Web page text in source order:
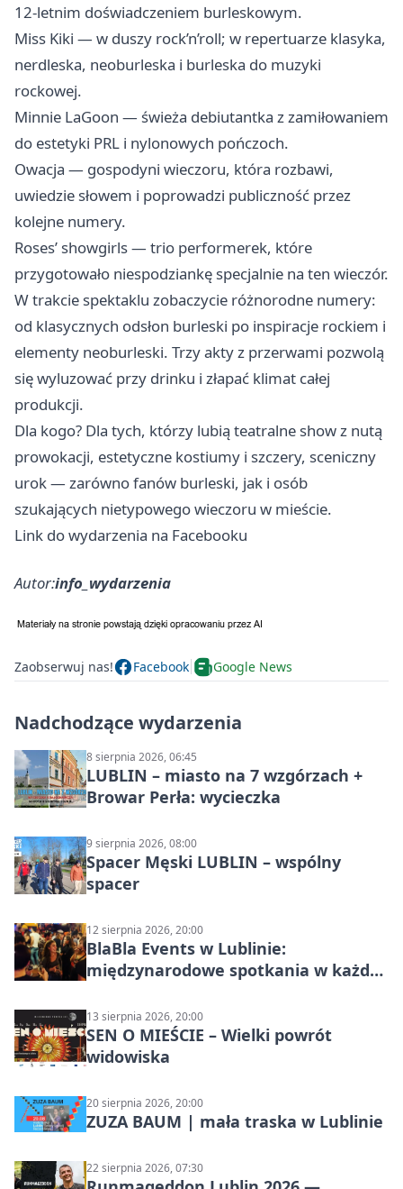
12-letnim doświadczeniem burleskowym.
Miss Kiki — w duszy rock’n’roll; w repertuarze klasyka,
nerdleska, neoburleska i burleska do muzyki
rockowej.
Minnie LaGoon — świeża debiutantka z zamiłowaniem
do estetyki PRL i nylonowych pończoch.
Owacja — gospodyni wieczoru, która rozbawi,
uwiedzie słowem i poprowadzi publiczność przez
kolejne numery.
Roses’ showgirls — trio performerek, które
przygotowało niespodziankę specjalnie na ten wieczór.
W trakcie spektaklu zobaczycie różnorodne numery:
od klasycznych odsłon burleski po inspiracje rockiem i
elementy neoburleski. Trzy akty z przerwami pozwolą
się wyluzować przy drinku i złapać klimat całej
produkcji.
Dla kogo? Dla tych, którzy lubią teatralne show z nutą
prowokacji, estetyczne kostiumy i szczery, sceniczny
urok — zarówno fanów burleski, jak i osób
szukających nietypowego wieczoru w mieście.
Link do wydarzenia na Facebooku
Autor:info_wydarzenia
Zaobserwuj nas! Facebook Google News
Nadchodzące wydarzenia
8 sierpnia 2026, 06:45
LUBLIN – miasto na 7 wzgórzach +
Browar Perła: wycieczka
9 sierpnia 2026, 08:00
Spacer Męski LUBLIN – wspólny
spacer
12 sierpnia 2026, 20:00
BlaBla Events w Lublinie:
międzynarodowe spotkania w każdą
13 sierpnia 2026, 20:00
SEN O MIEŚCIE – Wielki powrót
widowiska
20 sierpnia 2026, 20:00
ZUZA BAUM | mała traska w Lublinie
22 sierpnia 2026, 07:30